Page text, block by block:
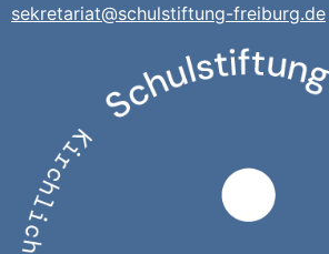
sekretariat@schulstiftung-freiburg.de